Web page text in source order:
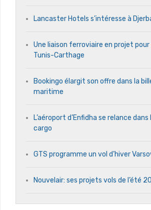
Lancaster Hotels s’intéresse à
Une liaison ferroviaire en projet
Tunis-Carthage
Bookingo élargit son offre dans la
maritime
L’aéroport d’Enfidha se relance
cargo
GTS programme un vol d’hiver
Nouvelair: ses projets vols de l’été